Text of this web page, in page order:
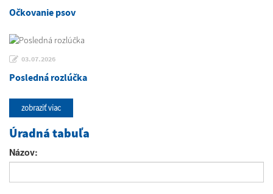
Očkovanie psov
03.07.2026
Posledná rozlúčka
zobraziť viac
Úradná tabuľa
Názov: